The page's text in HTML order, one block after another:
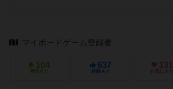
マイボードゲーム登録者
104
興味あり
637
経験あり
131
お気に入り